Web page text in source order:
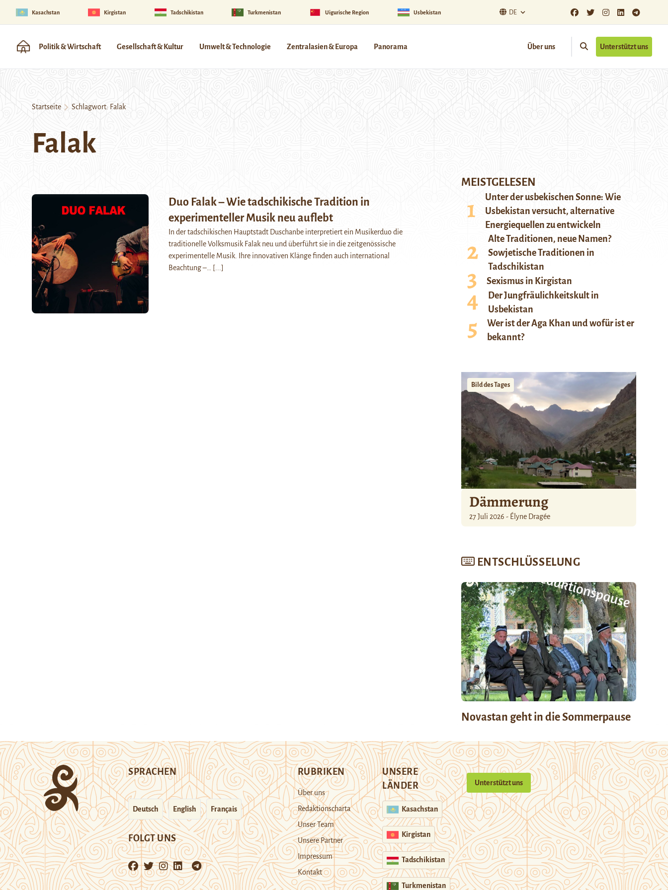
Kasachstan Kirgistan Tadschikistan Turkmenistan Uigurische Region Usbekistan DE
Politik & Wirtschaft Gesellschaft & Kultur Umwelt & Technologie Zentralasien & Europa Panorama Über uns Unterstützt uns
Startseite Schlagwort: Falak
Falak
Duo Falak – Wie tadschikische Tradition in
experimenteller Musik neu auflebt
In der tadschikischen Hauptstadt Duschanbe interpretiert ein Musikerduo die
traditionelle Volksmusik Falak neu und überführt sie in die zeitgenössische
experimentelle Musik. Ihre innovativen Klänge finden auch international
Beachtung –…
[...]
MEISTGELESEN
Unter der usbekischen Sonne: Wie
Usbekistan versucht, alternative
Energiequellen zu entwickeln
Alte Traditionen, neue Namen?
Sowjetische Traditionen in
Tadschikistan
Sexismus in Kirgistan
Der Jungfräulichkeitskult in
Usbekistan
Wer ist der Aga Khan und wofür ist er
bekannt?
Bild des Tages
Dämmerung
27 Juli 2026 - Élyne Dragée
ENTSCHLÜSSELUNG
Novastan geht in die Sommerpause
SPRACHEN
Deutsch English Français
FOLGT UNS
RUBRIKEN
Über uns
Redaktionscharta
Unser Team
Unsere Partner
Impressum
Kontakt
UNSERE
LÄNDER
Kasachstan
Kirgistan
Tadschikistan
Turkmenistan
Unterstützt uns